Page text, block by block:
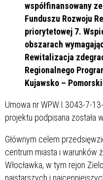
współfinansowany
Funduszu Rozwoju
priorytetowej 7.
obszarach
Rewitalizacja
Regionalnego
Kujawsko –
Umowa nr WPW.I.3043-7-
projektu podpisana została
Głównym celem
centrum miasta i warunków
Włocławka, w tym rejon
najstarszych i